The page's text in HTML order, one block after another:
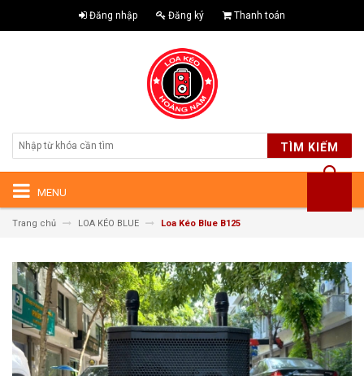
Đăng nhập Đăng ký Thanh toán
TÌM KIẾM
MENU
Trang chủ LOA KÉO BLUE Loa Kéo Blue B125